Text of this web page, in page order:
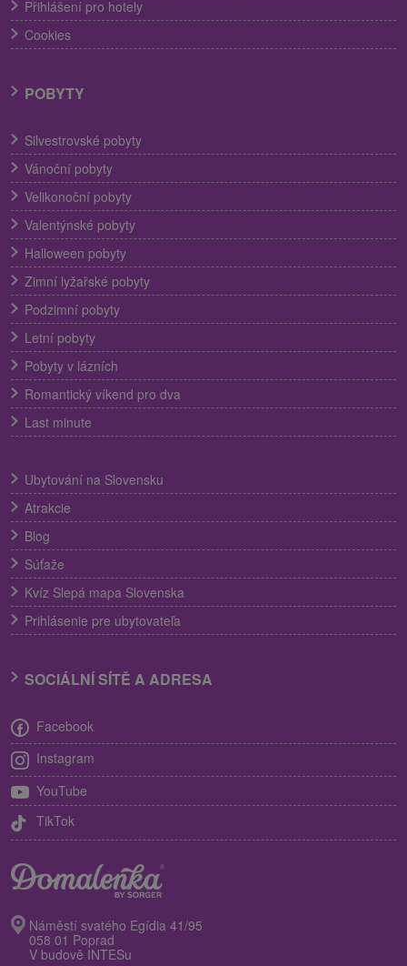
Přihlášení pro hotely
Cookies
POBYTY
Silvestrovské pobyty
Vánoční pobyty
Velikonoční pobyty
Valentýnské pobyty
Halloween pobyty
Zimní lyžařské pobyty
Podzimní pobyty
Letní pobyty
Pobyty v lázních
Romantický víkend pro dva
Last minute
Ubytování na Slovensku
Atrakcie
Blog
Súťaže
Kvíz Slepá mapa Slovenska
Prihlásenie pre ubytovateľa
SOCIÁLNÍ SÍTĚ A ADRESA
Facebook
Instagram
YouTube
TikTok
Náměstí svatého Egídia 41/95
058 01 Poprad
V budově INTESu